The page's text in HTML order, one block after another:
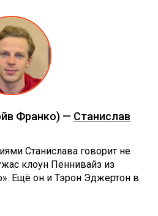
Франко) — Станислав
Станислава говорит не
клоун Пеннивайз из
Ещё он и Тэрон Эджертон в